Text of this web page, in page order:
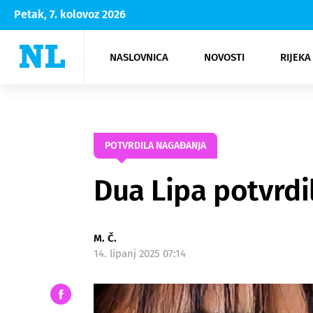
Petak, 7. kolovoz 2026
NASLOVNICA NOVOSTI
Rijeka Opatija
NK
Moda
Kultura
POTVRDILA NAGAĐANJA
Dua Lipa
M. Č.
14. lipanj 2025 07:14